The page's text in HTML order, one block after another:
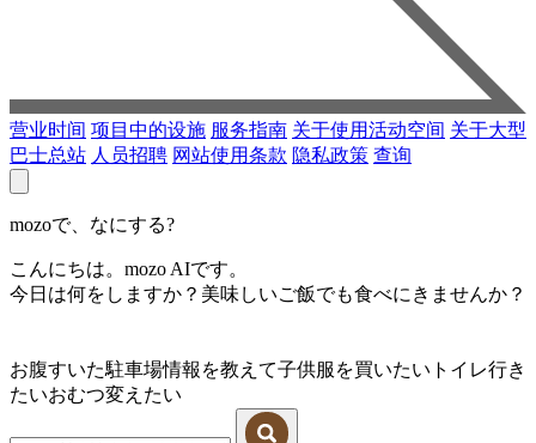
营业时间 项目中的设施 服务指南 关于使用活动空间 关于大型
巴士总站 人员招聘 网站使用条款 隐私政策 查询
mozoで、なにする?
こんにちは。mozo AIです。
今日は何をしますか？美味しいご飯でも食べにきませんか？
お腹すいた駐車場情報を教えて子供服を買いたい トイレ行き
たいおむつ変えたい